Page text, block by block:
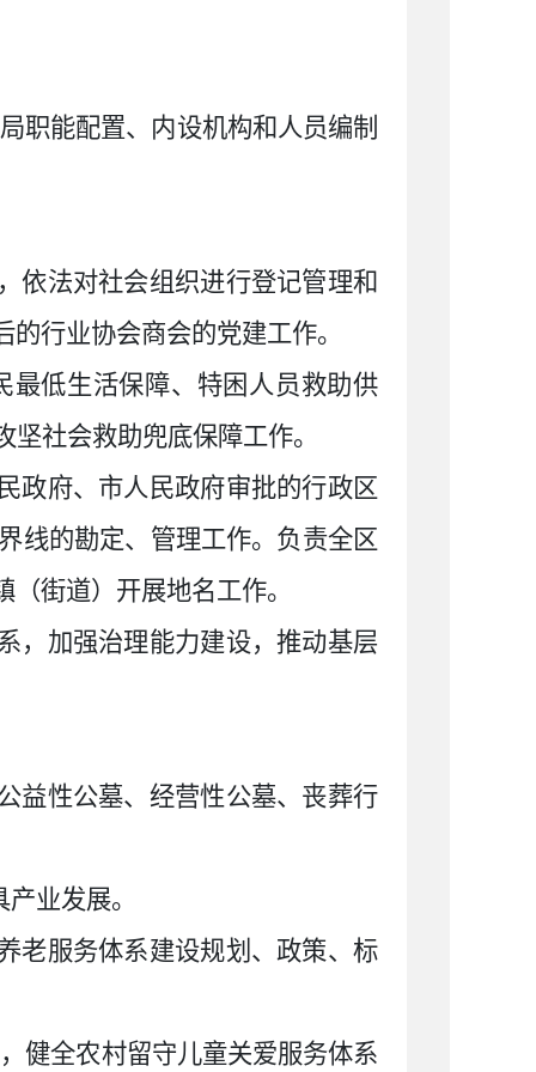
职能配置、内设机构和人员编制
依法对社会组织进行登记管理和
行业协会商会的党建工作。
最低生活保障、特困人员救助供
社会救助兜底保障工作。
政府、市人民政府审批的行政区
线的勘定、管理工作。负责全区
街道）开展地名工作。
，加强治理能力建设，推动基层
益性公墓、经营性公墓、丧葬行
业发展。
老服务体系建设规划、政策、标
健全农村留守儿童关爱服务体系